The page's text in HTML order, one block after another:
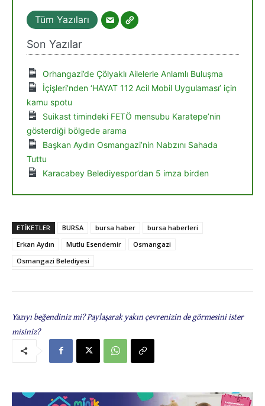
Tüm Yazıları
Son Yazılar
Orhangazi’de Çölyaklı Ailelerle Anlamlı Buluşma
İçişleri’nden ‘HAYAT 112 Acil Mobil Uygulaması’ için
kamu spotu
Suikast timindeki FETÖ mensubu Karatepe’nin
gösterdiği bölgede arama
Başkan Aydın Osmangazi’nin Nabzını Sahada
Tuttu
Karacabey Belediyespor’dan 5 imza birden
ETIKETLER BURSA bursa haber
bursa haberleri
Erkan Aydın
Mutlu Esendemir
Osmangazi
Osmangazi Belediyesi
Yazıyı beğendiniz mi? Paylaşarak yakın çevrenizin de görmesini ister
misiniz?